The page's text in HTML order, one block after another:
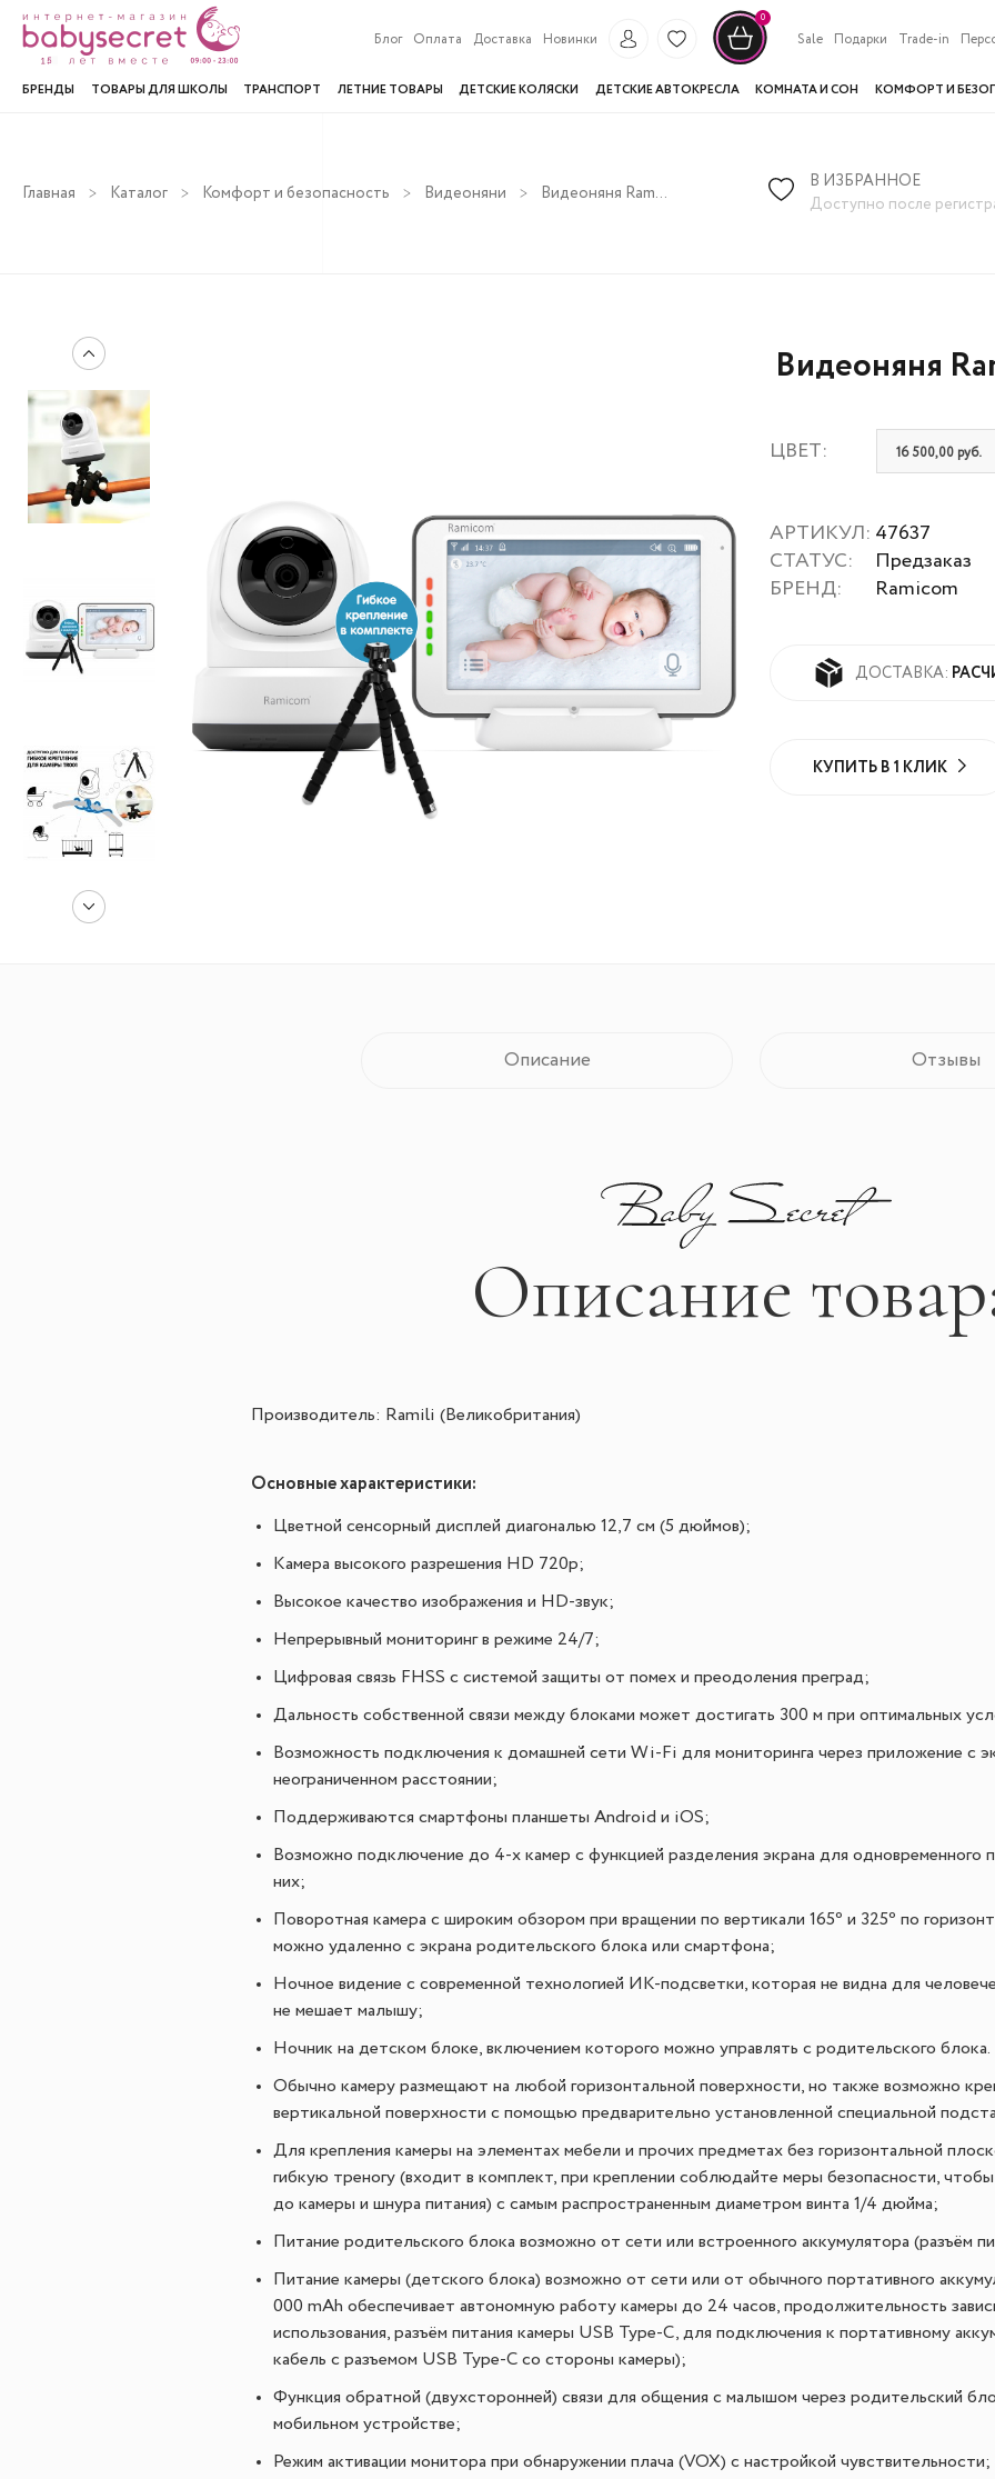
Блог Оплата Доставка Новинки
0
Sale Подарки Trade-in
БРЕНДЫ ТОВАРЫ ДЛЯ ШКОЛЫ ТРАНСПОРТ ЛЕТНИЕ ТОВАРЫ ДЕТСКИЕ КОЛЯСКИ ДЕТСКИЕ АВТОКРЕСЛА КОМНАТА И СОН КОМФОРТ И
Главная Каталог Комфорт и безопасность Видеоняни Видеоняня Ramicom VRC250TR с креплением
В ИЗБРАННОЕ
Доступно после
Видеоняня
ЦВЕТ: 16 500,00 руб.
АРТИКУЛ:
СТАТУС:
БРЕНД:
47637
Предзаказ
Ramicom
ДОСТАВКА:
КУПИТЬ В 1 КЛИК
Описание Отзывы
Описание
Производитель: Ramili (Великобритания)
Основные характеристики:
Цветной сенсорный дисплей диагональю 12,7 см (5 дюймов);
Камера высокого разрешения HD 720p;
Высокое качество изображения и HD-звук;
Непрерывный мониторинг в режиме 24/7;
Цифровая связь FHSS с системой защиты от помех и преодоления преград;
Дальность собственной связи между блоками может достигать 300 м при оптимальных
Возможность подключения к домашней сети Wi-Fi для мониторинга через приложение с
неограниченном расстоянии;
Поддерживаются смартфоны планшеты Android и iOS;
Возможно подключение до 4-х камер с функцией разделения экрана для одновременного
них;
Поворотная камера с широким обзором при вращении по вертикали 165⁰ и 325⁰ по
можно удаленно с экрана родительского блока или смартфона;
Ночное видение с современной технологией ИК-подсветки, которая не видна для
не мешает малышу;
Ночник на детском блоке, включением которого можно управлять с родительского блока.
Обычно камеру размещают на любой горизонтальной поверхности, но также возможно
вертикальной поверхности с помощью предварительно установленной специальной
Для крепления камеры на элементах мебели и прочих предметах без горизонтальной
гибкую треногу (входит в комплект, при креплении соблюдайте меры безопасности,
до камеры и шнура питания) с самым распространенным диаметром винта 1/4 дюйма;
Питание родительского блока возможно от сети или встроенного аккумулятора (разъём
Питание камеры (детского блока) возможно от сети или от обычного портативного
000 mAh обеспечивает автономную работу камеры до 24 часов, продолжительность
использования, разъём питания камеры USB Type-C, для подключения к портативному
кабель с разъемом USB Type-C со стороны камеры);
Функция обратной (двухсторонней) связи для общения с малышом через родительский
мобильном устройстве;
Режим активации монитора при обнаружении плача (VOX) с настройкой чувствительности;